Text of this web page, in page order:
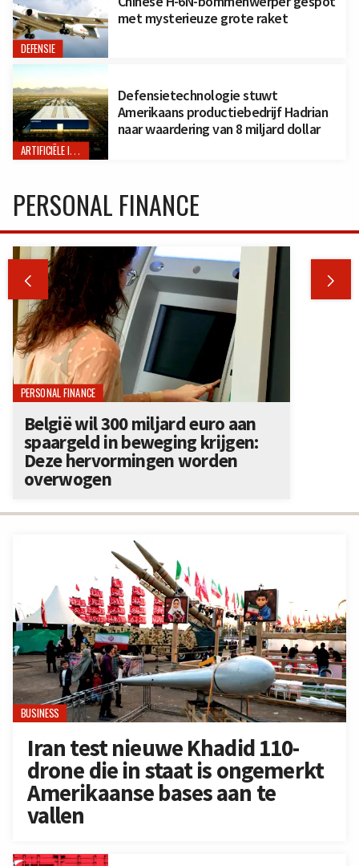
DEFENSIE
met mysterieuze grote raket
ARTIFICIËLE INTELLIGENTIE
Defensietechnologie stuwt
Amerikaans productiebedrijf Hadrian
naar waardering van 8 miljard dollar
BUSINESS
Iran test nieuwe Khadid 110-
drone die in staat is ongemerkt
Amerikaanse bases aan te
vallen
PERSONAL FINANCE
 
PERSONAL FINANCE
België wil 300 miljard euro aan
spaargeld in beweging krijgen:
Deze hervormingen worden
overwogen